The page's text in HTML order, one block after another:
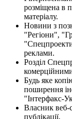
розміщена в
матеріалу.
Новини з
"Регіони",
реклами.
Розділ
Будь яке
поширення
"Інтерфакс-
Власник веб-
публікації.